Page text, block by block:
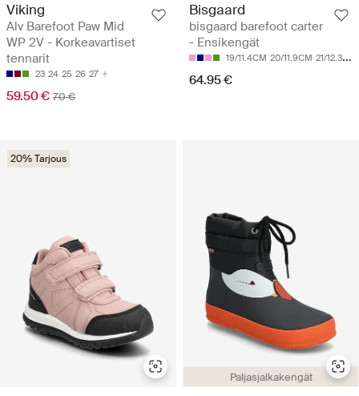
Viking
Alv Barefoot Paw Mid
WP 2V - Korkeavartiset
tennarit
23 24 25 26 27
59.50 € 70 €
Bisgaard
bisgaard barefoot carter
- Ensikengät
19/11.4CM 20/11.9CM 21/12.3CM
64.95 €
20% Tarjous
Paljasjalkakengät